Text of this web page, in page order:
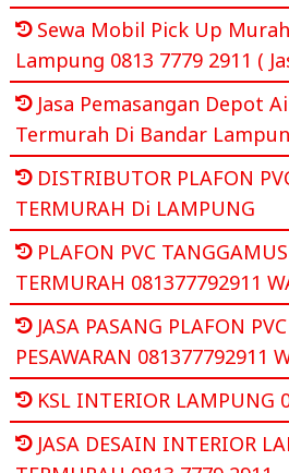
Sewa Mobil Pick Up
Lampung 0813 7779 2911 (
Jasa Pemasangan Depot
Termurah Di Bandar
DISTRIBUTOR PLAFON
TERMURAH Di LAMPUNG
PLAFON PVC
TERMURAH 081377792911
JASA PASANG PLAFON
PESAWARAN 081377792911
KSL INTERIOR LAMPUNG
JASA DESAIN INTERIOR